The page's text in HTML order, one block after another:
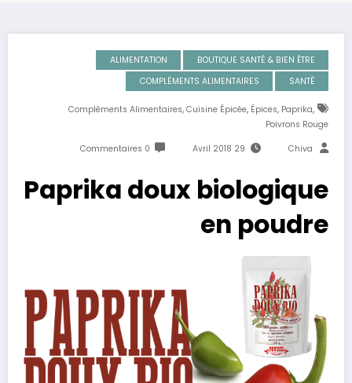
ALIMENTATION
BOUTIQUE SANTÉ & BIEN ÊTRE
COMPLÉMENTS ALIMENTAIRES
SANTÉ
Compléments Alimentaires,Cuisine Épicée, Épices, Paprika,
Poivrons Rouge
Chiva
29 Avril 2018
0 Commentaires
Paprika doux biologique
en poudre